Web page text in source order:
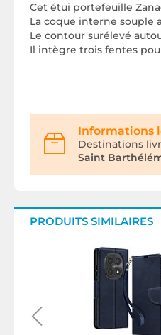
Cet étui portefeuille
La coque interne souple
Le contour surélevé
Il intègre trois fentes
Informations
Destinations
Saint
PRODUITS SIMILAIRES